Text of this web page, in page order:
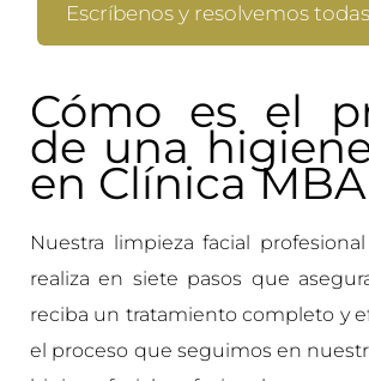
Escríbenos y resolvemos
Cómo es el
de una
en Clínica MBA
Nuestra limpieza facial
realiza en siete pasos que
reciba un tratamiento completo y
el proceso que seguimos en